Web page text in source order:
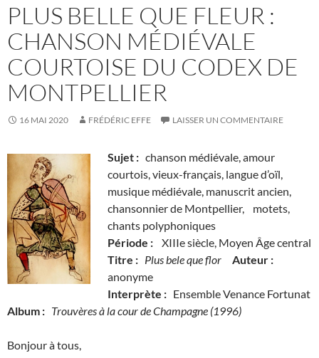
PLUS BELLE QUE FLEUR :
CHANSON MÉDIÉVALE
COURTOISE DU CODEX DE
MONTPELLIER
16 MAI 2020 FRÉDÉRIC EFFE LAISSER UN COMMENTAIRE
Sujet : chanson médiévale, amour
courtois, vieux-français, langue d’oïl,
musique médiévale, manuscrit ancien,
chansonnier de Montpellier, motets,
chants polyphoniques
Période :
XIIIe siècle, Moyen Âge central
Titre : Plus bele que flor Auteur :
anonyme
Interprète : Ensemble Venance Fortunat
Album : Trouvères à la cour de Champagne (1996)
Bonjour à tous,